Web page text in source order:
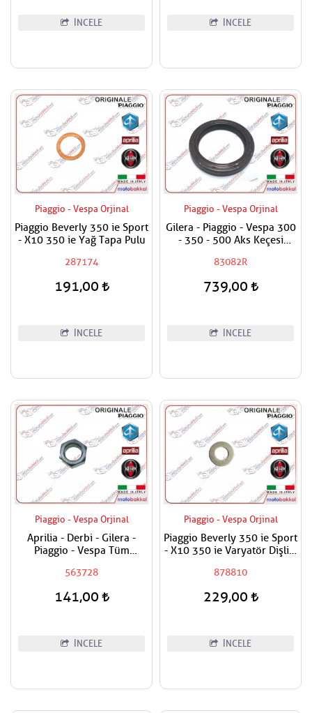
İNCELE İNCELE
Piaggio - Vespa Orjinal
Piaggio Beverly 350 ie Sport
- X10 350 ie Yağ Tapa Pulu
287174
191,00
İNCELE
Piaggio - Vespa Orjinal
Gilera - Piaggio - Vespa 300
- 350 - 500 Aks Keçesi
83082R
739,00
İNCELE
Piaggio - Vespa Orjinal
Aprilia - Derbi - Gilera -
Piaggio - Vespa Tüm
Tekerlek Somunu
563728
141,00
İNCELE
Piaggio - Vespa Orjinal
Piaggio Beverly 350 ie Sport
- X10 350 ie Varyatör Dişlisi
878810
229,00
İNCELE